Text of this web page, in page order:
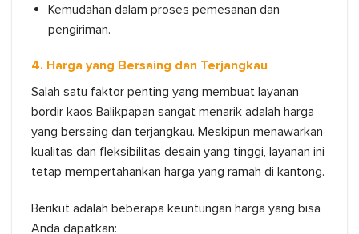
Kemudahan dalam proses pemesanan dan
pengiriman.
4. Harga yang Bersaing dan Terjangkau
Salah satu faktor penting yang membuat layanan
bordir kaos Balikpapan sangat menarik adalah harga
yang bersaing dan terjangkau. Meskipun menawarkan
kualitas dan fleksibilitas desain yang tinggi, layanan ini
tetap mempertahankan harga yang ramah di kantong.
Berikut adalah beberapa keuntungan harga yang bisa
Anda dapatkan: